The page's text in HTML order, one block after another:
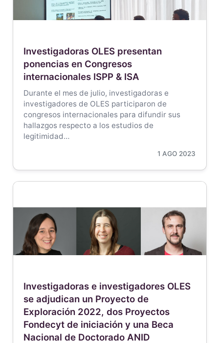
Investigadoras OLES presentan
ponencias en Congresos
internacionales ISPP & ISA
Durante el mes de julio, investigadoras e
investigadores de OLES participaron de
congresos internacionales para difundir sus
hallazgos respecto a los estudios de
legitimidad…
1 AGO 2023
Investigadoras e investigadores OLES
se adjudican un Proyecto de
Exploración 2022, dos Proyectos
Fondecyt de iniciación y una Beca
Nacional de Doctorado ANID